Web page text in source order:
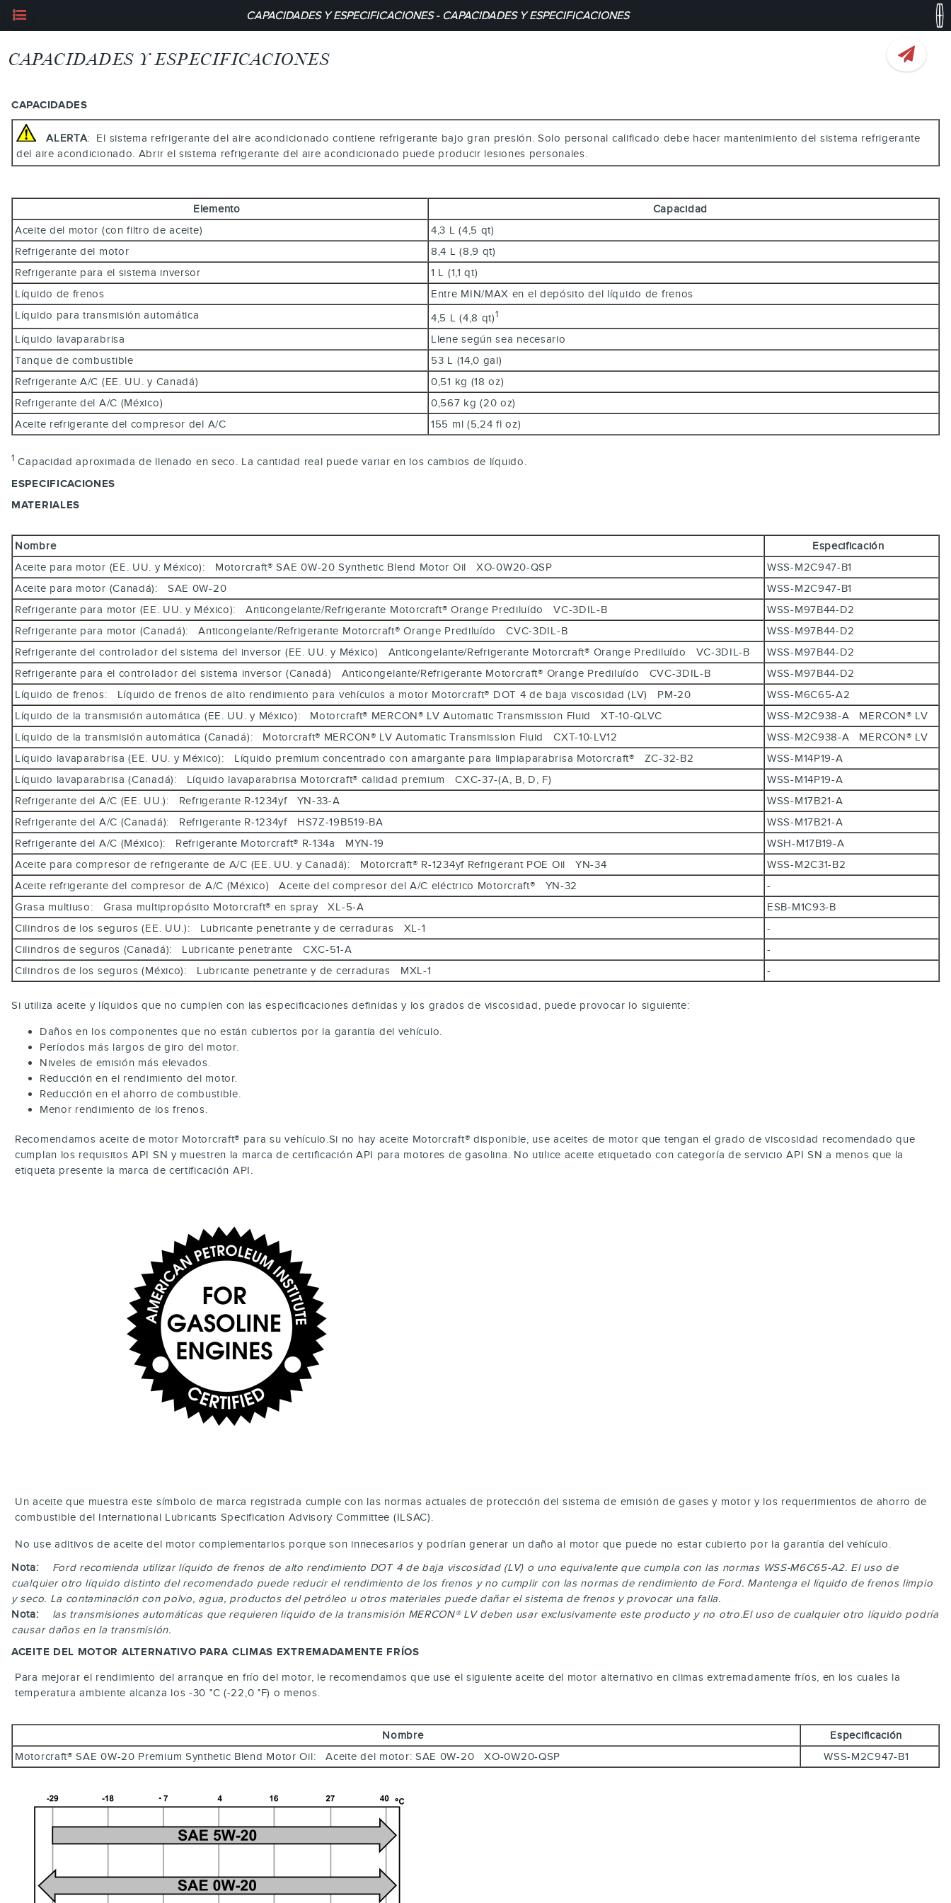
CAPACIDADES Y ESPECIFICACIONES - CAPACIDADES Y ESPECIFICACIONES
CAPACIDADES Y ESPECIFICACIONES
CAPACIDADES
ALERTA: El sistema refrigerante del aire acondicionado contiene refrigerante bajo gran presión. Solo personal calificado debe hacer mantenimiento del sistema refrigerante
del aire acondicionado. Abrir el sistema refrigerante del aire acondicionado puede producir lesiones personales.
Elemento
Capacidad
Aceite del motor (con filtro de aceite)
4,3 L (4,5 qt)
Refrigerante del motor
8,4 L (8,9 qt)
Refrigerante para el sistema inversor
1 L (1,1 qt)
Líquido de frenos
Entre MIN/MAX en el depósito del líquido de frenos
Líquido para transmisión automática
4,5 L (4,8 qt)1
Líquido lavaparabrisa
Llene según sea necesario
Tanque de combustible
53 L (14,0 gal)
Refrigerante A/C (EE. UU. y Canadá)
0,51 kg (18 oz)
Refrigerante del A/C (México)
0,567 kg (20 oz)
Aceite refrigerante del compresor del A/C
155 ml (5,24 fl oz)
1 Capacidad aproximada de llenado en seco. La cantidad real puede variar en los cambios de líquido.
ESPECIFICACIONES
MATERIALES
Nombre
Especificación
Aceite para motor (EE. UU. y México): Motorcraft® SAE 0W-20 Synthetic Blend Motor Oil XO-0W20-QSP
WSS-M2C947-B1
Aceite para motor (Canadá): SAE 0W-20
WSS-M2C947-B1
Refrigerante para motor (EE. UU. y México): Anticongelante/Refrigerante Motorcraft® Orange Prediluído VC-3DIL-B
WSS-M97B44-D2
Refrigerante para motor (Canadá): Anticongelante/Refrigerante Motorcraft® Orange Prediluído CVC-3DIL-B
WSS-M97B44-D2
Refrigerante del controlador del sistema del inversor (EE. UU. y México) Anticongelante/Refrigerante Motorcraft® Orange Prediluído VC-3DIL-B
WSS-M97B44-D2
Refrigerante para el controlador del sistema inversor (Canadá) Anticongelante/Refrigerante Motorcraft® Orange Prediluído CVC-3DIL-B
WSS-M97B44-D2
Líquido de frenos: Líquido de frenos de alto rendimiento para vehículos a motor Motorcraft® DOT 4 de baja viscosidad (LV) PM-20
WSS-M6C65-A2
Líquido de la transmisión automática (EE. UU. y México): Motorcraft® MERCON® LV Automatic Transmission Fluid XT-10-QLVC
WSS-M2C938-A MERCON® LV
Líquido de la transmisión automática (Canadá): Motorcraft® MERCON® LV Automatic Transmission Fluid CXT-10-LV12
WSS-M2C938-A MERCON® LV
Líquido lavaparabrisa (EE. UU. y México): Líquido premium concentrado con amargante para limpiaparabrisa Motorcraft® ZC-32-B2
WSS-M14P19-A
Líquido lavaparabrisa (Canadá): Líquido lavaparabrisa Motorcraft® calidad premium CXC-37-(A, B, D, F)
WSS-M14P19-A
Refrigerante del A/C (EE. UU.): Refrigerante R-1234yf YN-33-A
WSS-M17B21-A
Refrigerante del A/C (Canadá): Refrigerante R-1234yf HS7Z-19B519-BA
WSS-M17B21-A
Refrigerante del A/C (México): Refrigerante Motorcraft® R-134a MYN-19
WSH-M17B19-A
Aceite para compresor de refrigerante de A/C (EE. UU. y Canadá): Motorcraft® R-1234yf Refrigerant POE Oil YN-34
WSS-M2C31-B2
Aceite refrigerante del compresor de A/C (México) Aceite del compresor del A/C eléctrico Motorcraft® YN-32
-
Grasa multiuso: Grasa multipropósito Motorcraft® en spray XL-5-A
ESB-M1C93-B
Cilindros de los seguros (EE. UU.): Lubricante penetrante y de cerraduras XL-1
-
Cilindros de seguros (Canadá): Lubricante penetrante CXC-51-A
-
Cilindros de los seguros (México): Lubricante penetrante y de cerraduras MXL-1
-
Si utiliza aceite y líquidos que no cumplen con las especificaciones definidas y los grados de viscosidad, puede provocar lo siguiente:
Daños en los componentes que no están cubiertos por la garantía del vehículo.
Períodos más largos de giro del motor.
Niveles de emisión más elevados.
Reducción en el rendimiento del motor.
Reducción en el ahorro de combustible.
Menor rendimiento de los frenos.
Recomendamos aceite de motor Motorcraft® para su vehículo.Si no hay aceite Motorcraft® disponible, use aceites de motor que tengan el grado de viscosidad recomendado que
cumplan los requisitos API SN y muestren la marca de certificación API para motores de gasolina. No utilice aceite etiquetado con categoría de servicio API SN a menos que la
etiqueta presente la marca de certificación API.
Un aceite que muestra este símbolo de marca registrada cumple con las normas actuales de protección del sistema de emisión de gases y motor y los requerimientos de ahorro de
combustible del International Lubricants Specification Advisory Committee (ILSAC).
No use aditivos de aceite del motor complementarios porque son innecesarios y podrían generar un daño al motor que puede no estar cubierto por la garantía del vehículo.
Nota:
Ford recomienda utilizar líquido de frenos de alto rendimiento DOT 4 de baja viscosidad (LV) o uno equivalente que cumpla con las normas WSS-M6C65-A2. El uso de
cualquier otro líquido distinto del recomendado puede reducir el rendimiento de los frenos y no cumplir con las normas de rendimiento de Ford. Mantenga el líquido de frenos limpio
y seco. La contaminación con polvo, agua, productos del petróleo u otros materiales puede dañar el sistema de frenos y provocar una falla.
Nota:
las transmisiones automáticas que requieren líquido de la transmisión MERCON® LV deben usar exclusivamente este producto y no otro.El uso de cualquier otro líquido podría
causar daños en la transmisión.
ACEITE DEL MOTOR ALTERNATIVO PARA CLIMAS EXTREMADAMENTE FRÍOS
Para mejorar el rendimiento del arranque en frío del motor, le recomendamos que use el siguiente aceite del motor alternativo en climas extremadamente fríos, en los cuales la
temperatura ambiente alcanza los -30 °C (-22,0 °F) o menos.
Nombre
Especificación
Motorcraft® SAE 0W-20 Premium Synthetic Blend Motor Oil: Aceite del motor: SAE 0W-20 XO-0W20-QSP
WSS-M2C947-B1